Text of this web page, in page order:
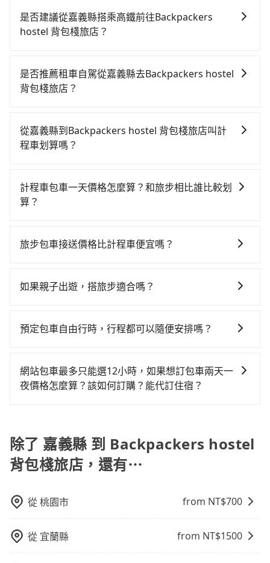
是否建議從嘉義縣搭乘高鐵前往Backpackers
hostel 背包棧旅店？
店，高鐵省時、較貴，且難叫計程車前往高鐵站！從最
早06:21一直到22:32，嘉義-台北一天最多有59班次高鐵
達高鐵站後，步行進站、現場購票並於月台排隊的時間
約15分鐘，再乘坐67~101分鐘（平均89分）的高鐵從嘉
一段路或者搭乘公車抵達最終的目的地。全程加上轉車
時間共4小時21分鐘，假設5位同行，高鐵加轉乘之平均
說，臨時要叫小黃的難度是雙北大城市的200倍。縱使幸
程使用tripool並到府專車接送，則每人平均花費約
費，所以對於不是這麼趕時間的人來說，預約tripool還
用。
是否推薦租車自駕從嘉義縣去Backpackers hostel
背包棧旅店？
租車公司可選，甚至離你所在位置甚遠，如果不想額外
花時間搭車前往鄰近市區租車，也不想花大錢叫計程車
從嘉義縣到Backpackers hostel 背包棧旅店叫計
程車划算嗎？
灣大車隊。依照里程跳錶計算，價格約為6,515~9,800元
間，但如改預約tripool可省高達$2,800。但如果你無法
要臨時叫到小黃的難度是台北或新北的200倍之多。再加
然嘉義縣到Backpackers hostel 背包棧旅店的跳表小黃
高可省$3,900。
計程車包車一天價格怎麼算？和旅步相比誰比較划
算？
格通常是根據時間或距離來計算，而且在不同城市和地
之前，最好先詢問清楚具體價格和注意事項。相比之
透明，方便客戶可以更加準確地了解行程所需時間和費
旅步包車接送價格比計程車便宜嗎？
遇塞車、停紅燈時等低速行駛時還需額外加價不同，旅
如果親子出遊，搭旅步適合嗎？
椅及兒童用增高墊供您選購(租借300元/個)，讓您和孩子
預定包車自由行時，行程都可以隨便安排嗎？
沒有到達海拔1500公里以上的山區，行程都是可以依照
您的需求安排的。
網站包車最多只能選12小時，如果想訂包車兩天一
夜價格怎麼算？該如何訂購？能代訂住宿？
的行程。另外，目前旅步只提供接送服務，暫不提供代
訂住宿服務。
除了 嘉義縣 到 Backpackers hostel
背包棧旅店，還有⋯
從桃園市 from NT$700
從 宜蘭縣 from NT$1500